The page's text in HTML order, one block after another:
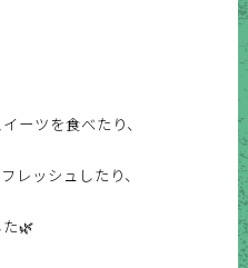
ーツを食べたり、
レッシュしたり、
🌿